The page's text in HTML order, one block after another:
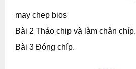
may chep bios
Bài 2 Tháo chip và làm chân chíp.
Bài 3 Đóng chíp.